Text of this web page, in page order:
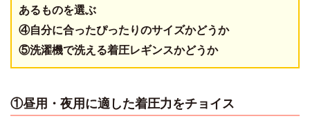
あるものを選ぶ
④自分に合ったぴったりのサイズかどうか
⑤洗濯機で洗える着圧レギンスかどうか
①昼用・夜用に適した着圧力をチョイス